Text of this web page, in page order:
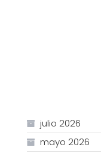
julio 2026
mayo 2026